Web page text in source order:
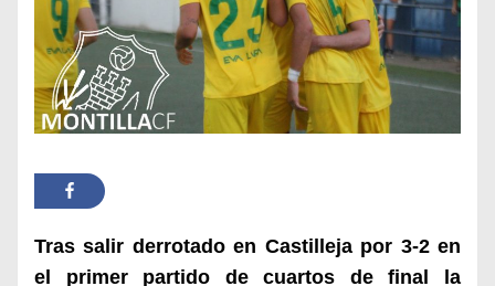
Tras salir derrotado en Castilleja por 3-2 en
el primer partido de cuartos de final la